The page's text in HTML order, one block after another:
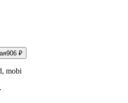
906 ₽
mobi